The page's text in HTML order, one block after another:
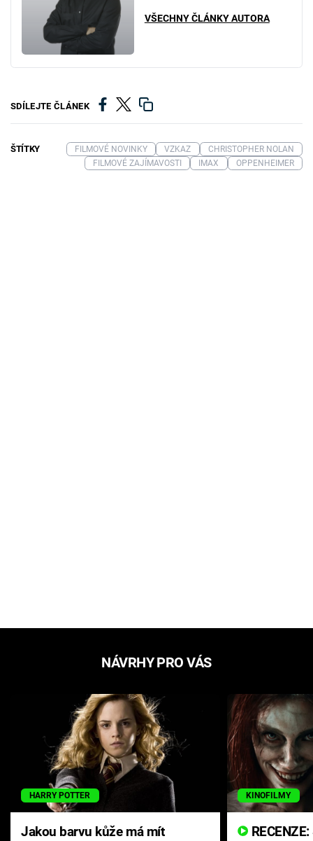
VŠECHNY ČLÁNKY AUTORA
SDÍLEJTE ČLÁNEK
ŠTÍTKY FILMOVÉ NOVINKY VZKAZ
CHRISTOPHER NOLAN
FILMOVÉ ZAJÍMAVOSTI
IMAX OPPENHEIMER
NÁVRHY PRO VÁS
HARRY POTTER
Jakou barvu kůže má mít
KINOFILMY